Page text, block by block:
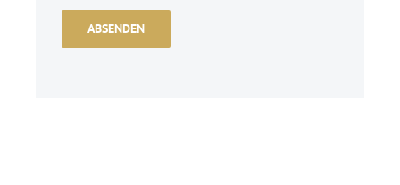
ABSENDEN